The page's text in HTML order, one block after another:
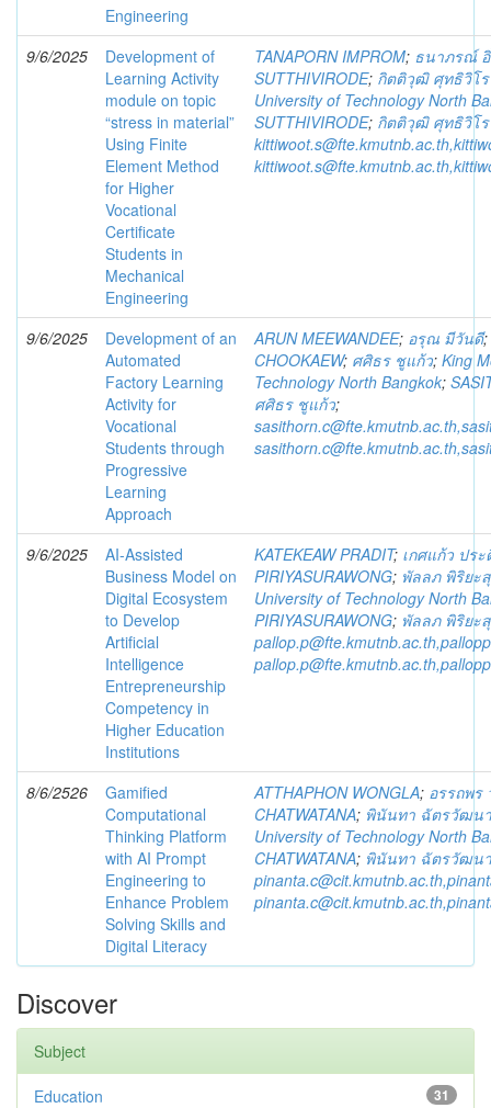
Engineering
9/6/2025
Development of
Learning Activity
module on topic
“stress in material”
Using Finite
Element Method
for Higher
Vocational
Certificate
Students in
Mechanical
Engineering
TANAPORN IMPROM; ธนาภรณ์
SUTTHIVIRODE; กิตติวุฒิ ศุทธิวิโ
University of Technology North
SUTTHIVIRODE; กิตติวุฒิ ศุทธิวิโ
9/6/2025
Development of an
Automated
Factory Learning
Activity for
Vocational
Students through
Progressive
Learning
Approach
ARUN MEEWANDEE; อรุณ มีวันดี;
CHOOKAEW; ศศิธร ชูแก้ว; King
Technology North Bangkok;
ศศิธร ชูแก้ว;
9/6/2025
AI-Assisted
Business Model on
Digital Ecosystem
to Develop
Artificial
Intelligence
Entrepreneurship
Competency in
Higher Education
Institutions
KATEKEAW PRADIT; เกศแก้ว ปร
PIRIYASURAWONG; พัลลภ พิริยะ
University of Technology North
PIRIYASURAWONG; พัลลภ พิริยะ
8/6/2526
Gamified
Computational
Thinking Platform
with AI Prompt
Engineering to
Enhance Problem
Solving Skills and
Digital Literacy
ATTHAPHON WONGLA; อรรถพร
CHATWATANA; พินันทา ฉัตรวัฒนา
University of Technology North
CHATWATANA; พินันทา ฉัตรวัฒนา
Discover
Subject
31
Education